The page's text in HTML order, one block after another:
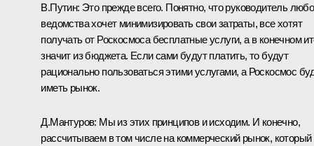
В.Путин: Это прежде всего. Понятно, что руководитель
ведомства хочет минимизировать свои затраты, все хотят
получать от Роскосмоса бесплатные услуги, а в конечном
значит из бюджета. Если сами будут платить, то будут
рационально пользоваться этими услугами, а Роскосмос
иметь рынок.
Д.Мантуров: Мы из этих принципов и исходим. И конечно,
рассчитываем в том числе на коммерческий рынок, который